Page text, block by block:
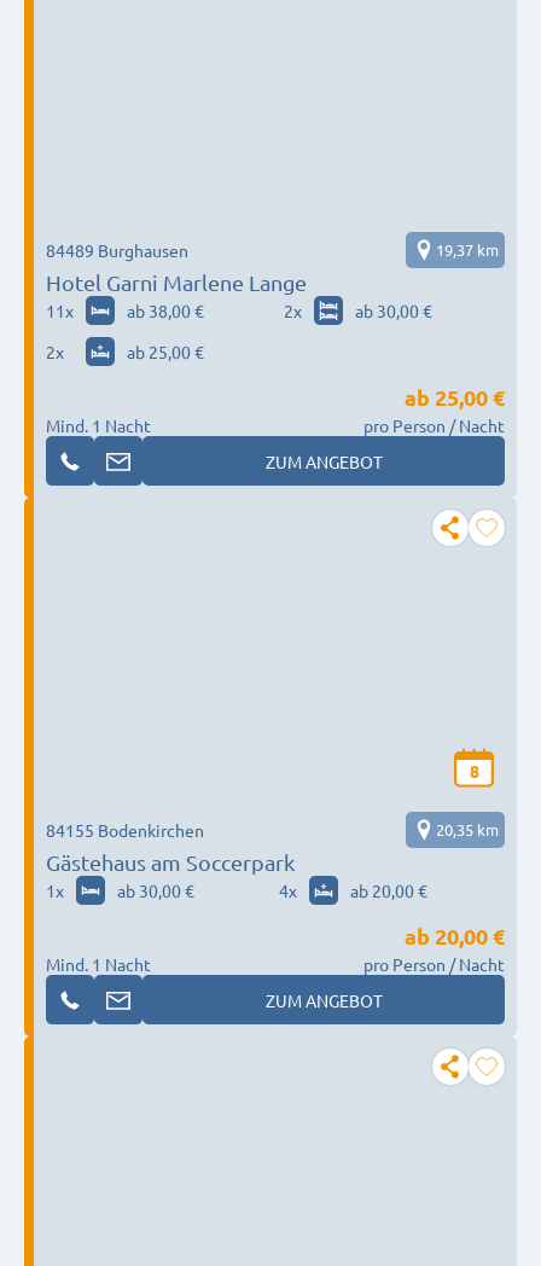
Hotel Garni Marlene Lange
84489 Burghausen 19,37 km
11x ab 38,00 € 2x
ab 30,00 €
2x ab 25,00 €
Mind. 1 Nacht
ab 25,00 €
pro Person / Nacht
ZUM ANGEBOT
8
Gästehaus am Soccerpark
84155 Bodenkirchen 20,35 km
1x ab 30,00 € 4x ab 20,00 €
Mind. 1 Nacht
ab 20,00 €
pro Person / Nacht
ZUM ANGEBOT